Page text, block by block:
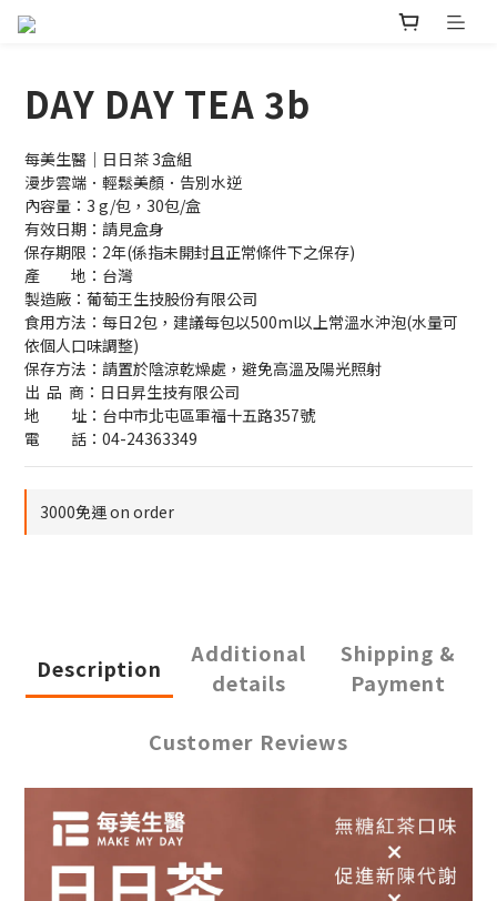
DAY DAY TEA 3b
每美生醫｜日日茶 3盒組
漫步雲端．輕鬆美顏．告別水逆
內容量：3 g/包，30包/盒
有效日期：請見盒身
保存期限：2年(係指未開封且正常條件下之保存)
產　　地：台灣
製造廠：葡萄王生技股份有限公司
食用方法：每日2包，建議每包以500ml以上常溫水沖泡(水量可
依個人口味調整)
保存方法：請置於陰涼乾燥處，避免高溫及陽光照射
出  品  商：日日昇生技有限公司
地　　址：台中市北屯區軍福十五路357號
電　　話：04-24363349
3000免運 on order
Description
Additional
details
Shipping &
Payment
Customer Reviews